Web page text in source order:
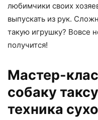
любимчики своих
выпускать из рук.
такую игрушку? Вовсе
получится!
Мастер-
собаку
техника